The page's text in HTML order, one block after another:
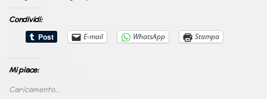
Condividi:
E-mail
WhatsApp Stampa
Mi piace:
Caricamento...